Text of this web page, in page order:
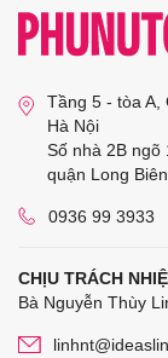
Tầng 5 - tòa A,
Hà Nội
Số nhà 2B ngõ
quận Long
0936 99 3933
CHỊU TRÁCH
Bà Nguyễn Thùy